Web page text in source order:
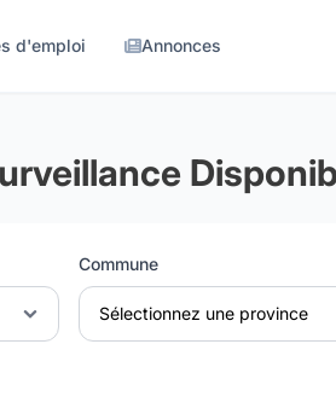
d'emploi Annonces
Commune
Sélectionnez une province